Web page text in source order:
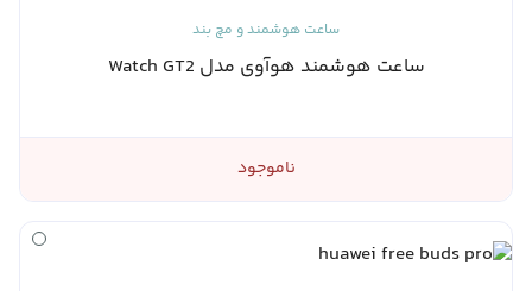
ساعت هوشمند و مچ بند
ساعت هوشمند هوآوی مدل Watch GT2
ناموجود